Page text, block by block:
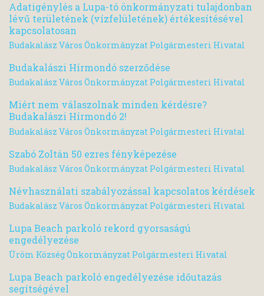
Adatigénylés a Lupa-tó önkormányzati tulajdonban
lévű területének (vízfelületének) értékesítésével
kapcsolatosan
Budakalász Város Önkormányzat Polgármesteri Hivatal
Budakalászi Hírmondó szerződése
Budakalász Város Önkormányzat Polgármesteri Hivatal
Miért nem válaszolnak minden kérdésre?
Budakalászi Hírmondó 2!
Budakalász Város Önkormányzat Polgármesteri Hivatal
Szabó Zoltán 50 ezres fényképezése
Budakalász Város Önkormányzat Polgármesteri Hivatal
Névhasználati szabályozással kapcsolatos kérdések
Budakalász Város Önkormányzat Polgármesteri Hivatal
Lupa Beach parkoló rekord gyorsaságú
engedélyezése
Üröm Község Önkormányzat Polgármesteri Hivatal
Lupa Beach parkoló engedélyezése időutazás
segítségével